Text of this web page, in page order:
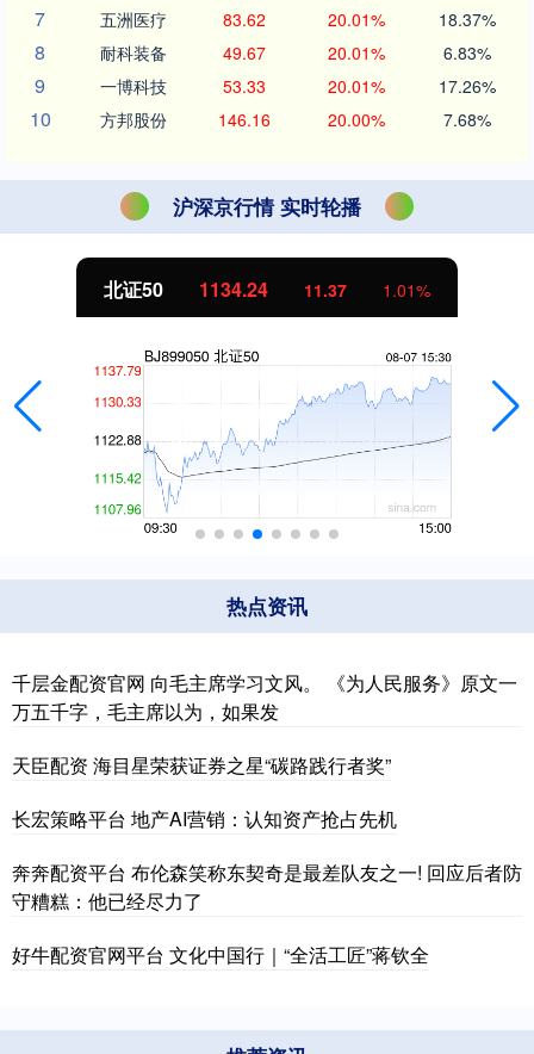
7 五洲医疗 83.62 20.01% 18.37%
8 耐科装备 49.67 20.01% 6.83%
9 一博科技 53.33 20.01% 17.26%
10 方邦股份 146.16 20.00% 7.68%
沪深京行情 实时轮播
北证50 1134.24 11.37 1.01%
热点资讯
千层金配资官网 向毛主席学习文风。 《为人民服务》原文一
万五千字，毛主席以为，如果发
天臣配资 海目星荣获证券之星“碳路践行者奖”
长宏策略平台 地产AI营销：认知资产抢占先机
奔奔配资平台 布伦森笑称东契奇是最差队友之一! 回应后者防
守糟糕：他已经尽力了
好牛配资官网平台 文化中国行｜“全活工匠”蒋钦全